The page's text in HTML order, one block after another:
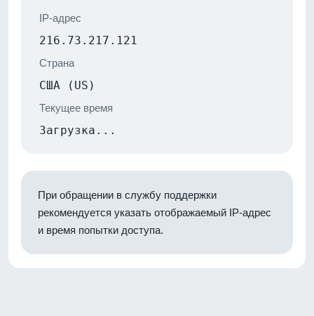
IP-адрес
216.73.217.121
Страна
США (US)
Текущее время
Загрузка...
При обращении в службу поддержки
рекомендуется указать отображаемый IP-адрес
и время попытки доступа.